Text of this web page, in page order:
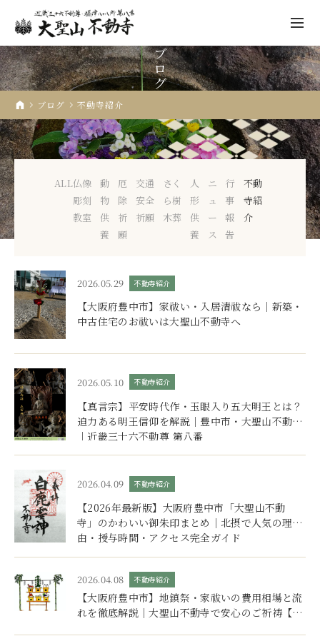
不動寺について
祈願
先祖供養
年中行事
仏像彫刻
人形供養
納経・ご朱印
樹木葬
永代供養・納骨
ブログ
アクセス
お問い合わせ
ブ
ロ
グ
ブログ 不動寺紹介
ALL仏像
彫刻
教室
動
物
供
養
厄
除
祈
願
交通
安全
祈願
さく
ら樹
木葬
人
形
供
養
ニ
ュ
ー
ス
行
事
報
告
不動
寺紹
介
2026.05.29 不動寺紹介
【大阪府豊中市】家祓い・入居清祓なら｜新築・
中古住宅のお祓いは大聖山不動寺へ
2026.05.10 不動寺紹介
【真言宗】平安時代作・玉眼入り五大明王とは？
迫力ある明王信仰を解説｜豊中市・大聖山不動寺
｜近畿三十六不動尊 第八番
2026.04.09 不動寺紹介
【2026年最新版】大阪府豊中市「大聖山不動
寺」のかわいい御朱印まとめ｜北摂で人気の理
由・授与時間・アクセス完全ガイド
2026.04.08 不動寺紹介
【大阪府豊中市】地鎮祭・家祓いの費用相場と流
れを徹底解説｜大聖山不動寺で安心のご祈祷【北